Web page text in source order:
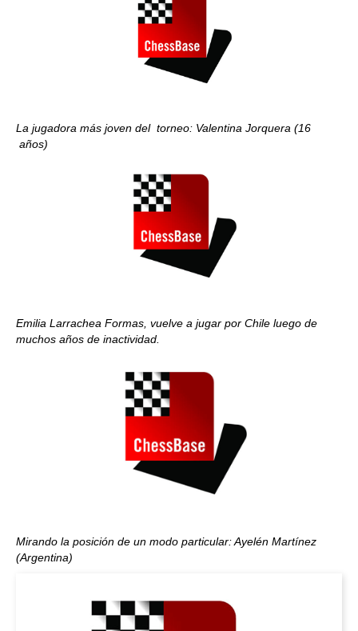
La jugadora más joven del torneo: Valentina Jorquera (16
años)
Emilia Larrachea Formas, vuelve a jugar por Chile luego de
muchos años de inactividad.
Mirando la posición de un modo particular: Ayelén Martínez
(Argentina)